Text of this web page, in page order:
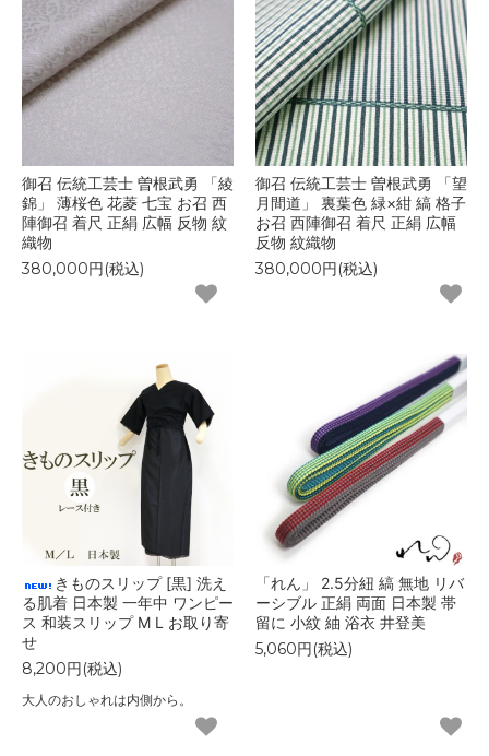
御召 伝統工芸士 曽根武勇 「綾
錦」 薄桜色 花菱 七宝 お召 西
陣御召 着尺 正絹 広幅 反物 紋
織物
380,000円(税込)
御召 伝統工芸士 曽根武勇 「望
月間道」 裏葉色 緑×紺 縞 格子
お召 西陣御召 着尺 正絹 広幅
反物 紋織物
380,000円(税込)
きものスリップ [黒] 洗え
る肌着 日本製 一年中 ワンピー
ス 和装スリップ M L お取り寄
せ
8,200円(税込)
大人のおしゃれは内側から。
「れん」 2.5分紐 縞 無地 リバ
ーシブル 正絹 両面 日本製 帯
留に 小紋 紬 浴衣 井登美
5,060円(税込)